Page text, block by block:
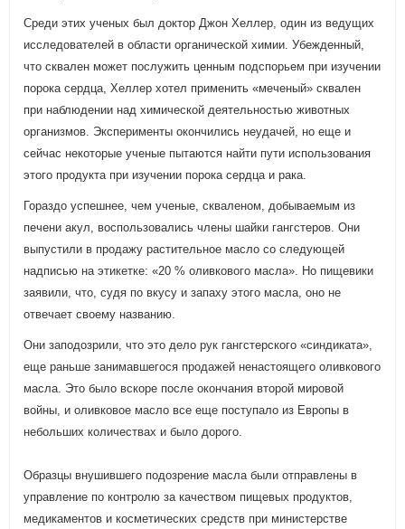
Среди этих ученых был доктор Джон Хеллер, один из ведущих
исследователей в области органической химии. Убежденный,
что сквален может послужить ценным подспорьем при изучении
порока сердца, Хеллер хотел применить «меченый» сквален
при наблюдении над химической деятельностью животных
организмов. Эксперименты окончились неудачей, но еще и
сейчас некоторые ученые пытаются найти пути использования
этого продукта при изучении порока сердца и рака.
Гораздо успешнее, чем ученые, скваленом, добываемым из
печени акул, воспользовались члены шайки гангстеров. Они
выпустили в продажу растительное масло со следующей
надписью на этикетке: «20 % оливкового масла». Но пищевики
заявили, что, судя по вкусу и запаху этого масла, оно не
отвечает своему названию.
Они заподозрили, что это дело рук гангстерского «синдиката»,
еще раньше занимавшегося продажей ненастоящего оливкового
масла. Это было вскоре после окончания второй мировой
войны, и оливковое масло все еще поступало из Европы в
небольших количествах и было дорого.
Образцы внушившего подозрение масла были отправлены в
управление по контролю за качеством пищевых продуктов,
медикаментов и косметических средств при министерстве